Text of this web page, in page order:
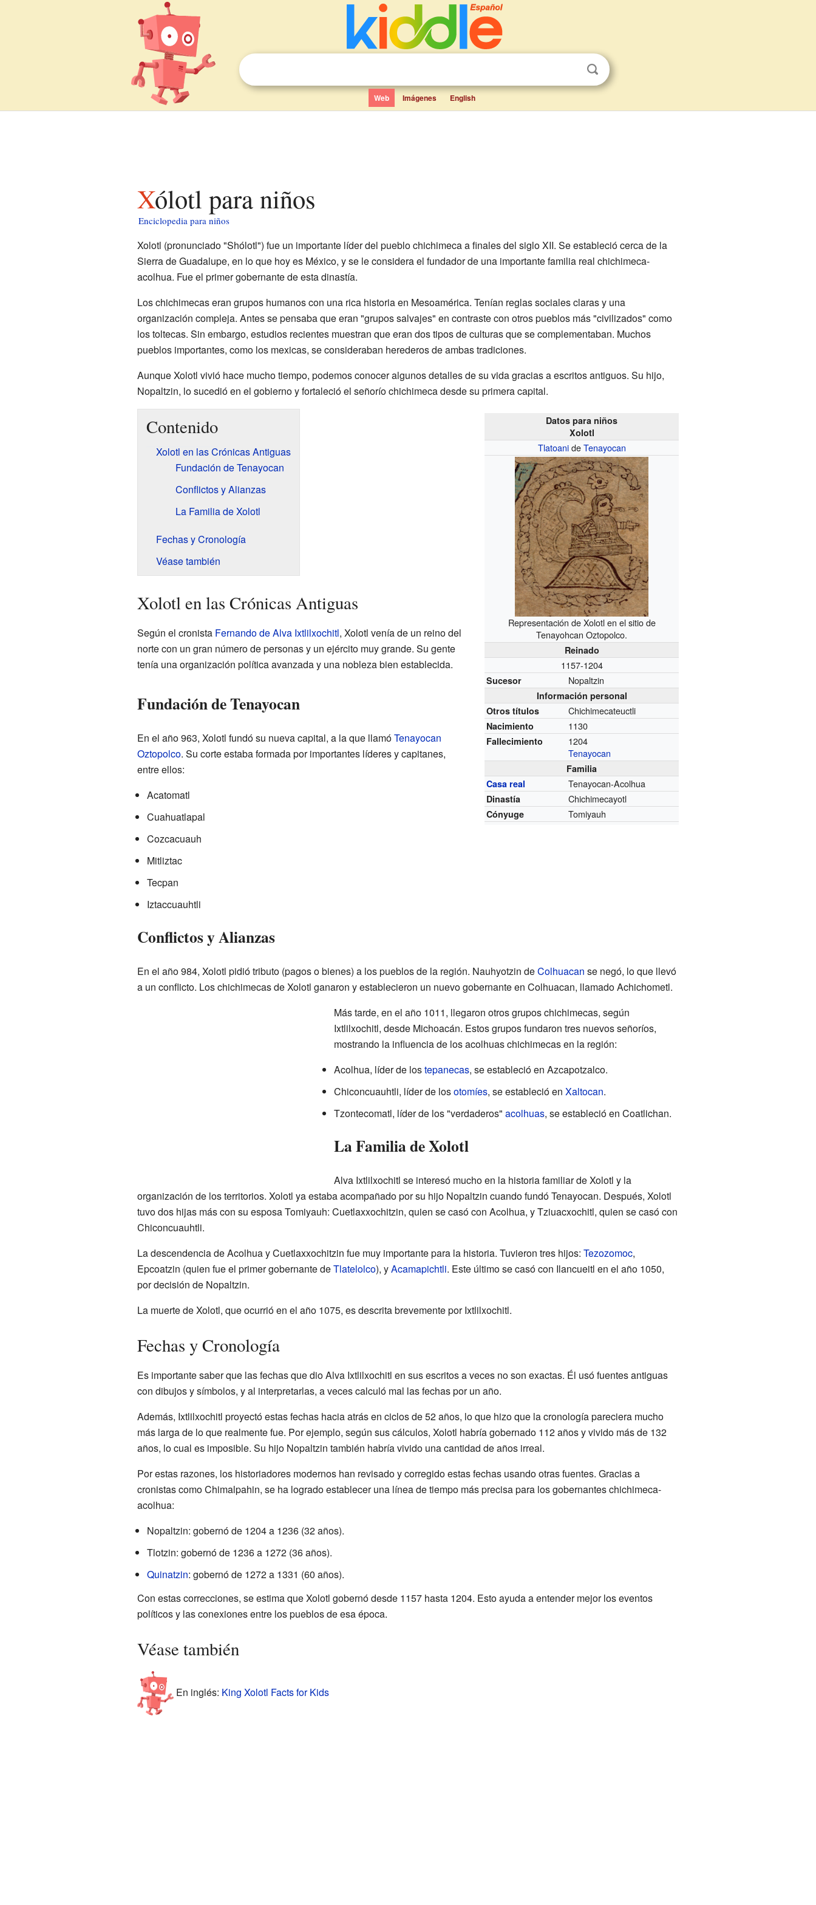
Web Imágenes English
Xólotl para niños
Enciclopedia para niños
Xolotl (pronunciado "Shólotl") fue un importante líder del pueblo chichimeca a finales del siglo XII. Se estableció cerca de la
Sierra de Guadalupe, en lo que hoy es México, y se le considera el fundador de una importante familia real chichimeca-
acolhua. Fue el primer gobernante de esta dinastía.
Los chichimecas eran grupos humanos con una rica historia en Mesoamérica. Tenían reglas sociales claras y una
organización compleja. Antes se pensaba que eran "grupos salvajes" en contraste con otros pueblos más "civilizados" como
los toltecas. Sin embargo, estudios recientes muestran que eran dos tipos de culturas que se complementaban. Muchos
pueblos importantes, como los mexicas, se consideraban herederos de ambas tradiciones.
Aunque Xolotl vivió hace mucho tiempo, podemos conocer algunos detalles de su vida gracias a escritos antiguos. Su hijo,
Nopaltzin, lo sucedió en el gobierno y fortaleció el señorío chichimeca desde su primera capital.
Datos para niños
Xolotl
TlatoanideTenayocan
Representación de Xolotl en el sitio de
Tenayohcan Oztopolco.
Reinado
1157-1204
Sucesor Nopaltzin
Información personal
Otros títulos
Chichimecateuctli
Nacimiento 1130
Fallecimiento
1204
Tenayocan
Familia
Casa real
Tenayocan-Acolhua
Dinastía Chichimecayotl
Cónyuge Tomiyauh
Contenido
Xolotl en las Crónicas Antiguas
Fundación de Tenayocan
Conflictos y Alianzas
La Familia de Xolotl
Fechas y Cronología
Véase también
Xolotl en las Crónicas Antiguas
Según el cronista Fernando de Alva Ixtlilxochitl, Xolotl venía de un reino del
norte con un gran número de personas y un ejército muy grande. Su gente
tenía una organización política avanzada y una nobleza bien establecida.
Fundación de Tenayocan
En el año 963, Xolotl fundó su nueva capital, a la que llamóTenayocan
Oztopolco. Su corte estaba formada por importantes líderes y capitanes,
entre ellos:
Acatomatl
Cuahuatlapal
Cozcacuauh
Mitliztac
Tecpan
Iztaccuauhtli
Conflictos y Alianzas
En el año 984, Xolotl pidió tributo (pagos o bienes) a los pueblos de la región. Nauhyotzin deColhuacan se negó, lo que llevó
a un conflicto. Los chichimecas de Xolotl ganaron y establecieron un nuevo gobernante en Colhuacan, llamado Achichometl.
Más tarde, en el año 1011, llegaron otros grupos chichimecas, según
Ixtlilxochitl, desde Michoacán. Estos grupos fundaron tres nuevos señoríos,
mostrando la influencia de los acolhuas chichimecas en la región:
Acolhua, líder de lostepanecas, se estableció en Azcapotzalco.
Chiconcuauhtli, líder de losotomíes, se estableció en Xaltocan.
Tzontecomatl, líder de los "verdaderos" acolhuas, se estableció en Coatlichan.
La Familia de Xolotl
Alva Ixtlilxochitl se interesó mucho en la historia familiar de Xolotl y la
organización de los territorios. Xolotl ya estaba acompañado por su hijo Nopaltzin cuando fundó Tenayocan. Después, Xolotl
tuvo dos hijas más con su esposa Tomiyauh: Cuetlaxxochitzin, quien se casó con Acolhua, y Tziuacxochitl, quien se casó con
Chiconcuauhtli.
La descendencia de Acolhua y Cuetlaxxochitzin fue muy importante para la historia. Tuvieron tres hijos: Tezozomoc,
Epcoatzin (quien fue el primer gobernante deTlatelolco), yAcamapichtli. Este último se casó con Ilancueitl en el año 1050,
por decisión de Nopaltzin.
La muerte de Xolotl, que ocurrió en el año 1075, es descrita brevemente por Ixtlilxochitl.
Fechas y Cronología
Es importante saber que las fechas que dio Alva Ixtlilxochitl en sus escritos a veces no son exactas. Él usó fuentes antiguas
con dibujos y símbolos, y al interpretarlas, a veces calculó mal las fechas por un año.
Además, Ixtlilxochitl proyectó estas fechas hacia atrás en ciclos de 52 años, lo que hizo que la cronología pareciera mucho
más larga de lo que realmente fue. Por ejemplo, según sus cálculos, Xolotl habría gobernado 112 años y vivido más de 132
años, lo cual es imposible. Su hijo Nopaltzin también habría vivido una cantidad de años irreal.
Por estas razones, los historiadores modernos han revisado y corregido estas fechas usando otras fuentes. Gracias a
cronistas como Chimalpahin, se ha logrado establecer una línea de tiempo más precisa para los gobernantes chichimeca-
acolhua:
Nopaltzin: gobernó de 1204 a 1236 (32 años).
Tlotzin: gobernó de 1236 a 1272 (36 años).
Quinatzin: gobernó de 1272 a 1331 (60 años).
Con estas correcciones, se estima que Xolotl gobernó desde 1157 hasta 1204. Esto ayuda a entender mejor los eventos
políticos y las conexiones entre los pueblos de esa época.
Véase también
En inglés: King Xolotl Facts for Kids